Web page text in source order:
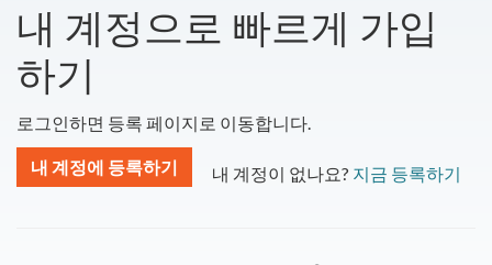
내 계정으로 빠르게 가입
하기
로그인하면 등록 페이지로 이동합니다.
내 계정에 등록하기 내 계정이 없나요? 지금 등록하기